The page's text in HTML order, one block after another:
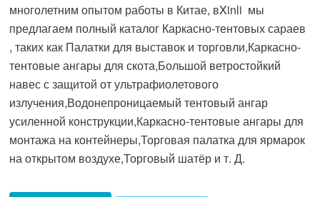
многолетним опытом работы в Китае, вXinli мы
предлагаем полный каталог Каркасно-тентовых сараев
, таких как Палатки для выставок и торговли,Каркасно-
тентовые ангары для скота,Большой ветростойкий
навес с защитой от ультрафиолетового
излучения,Водонепроницаемый тентовый ангар
усиленной конструкции,Каркасно-тентовые ангары для
монтажа на контейнеры,Торговая палатка для ярмарок
на открытом воздухе,Торговый шатёр и т. Д.